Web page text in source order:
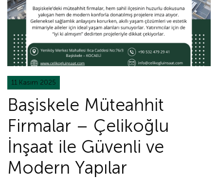
11 Kasım 2025
Başiskele Müteahhit
Firmalar – Çelikoğlu
İnşaat ile Güvenli ve
Modern Yapılar